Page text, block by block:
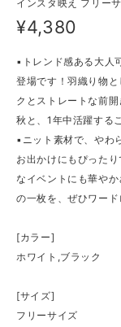
インスタ映え フリー
¥4,380
▪トレンド感ある大人
登場です！羽織り物
クとストレートな前
秋と、1年中活躍する
▪ニット素材で、やわ
お出かけにもぴった
なイベントにも華や
の一枚を、ぜひワー
[カラー]
ホワイト,ブラック
[サイズ]
フリーサイズ